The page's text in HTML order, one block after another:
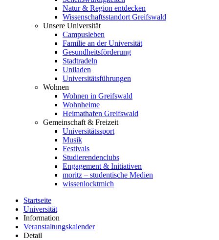
Natur & Region entdecken
Wissenschaftsstandort Greifswald
Unsere Universität
Campusleben
Familie an der Universität
Gesundheitsförderung
Stadtradeln
Uniladen
Universitätsführungen
Wohnen
Wohnen in Greifswald
Wohnheime
Heimathafen Greifswald
Gemeinschaft & Freizeit
Universitätssport
Musik
Festivals
Studierendenclubs
Engagement & Initiativen
moritz – studentische Medien
wissenlocktmich
Startseite
Universität
Information
Veranstaltungskalender
Detail